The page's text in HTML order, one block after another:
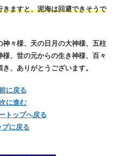
ますと、泥海は回避できそうで
々様、天の日月の大神様、五柱
、世の元からの生き神様、百々
、ありがとうございます。
に戻る
に進む
トップへ戻る
プに戻る